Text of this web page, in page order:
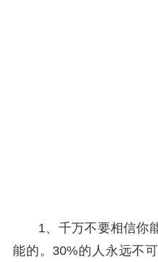
1、千万不要相信你
能的。30%的人永远不